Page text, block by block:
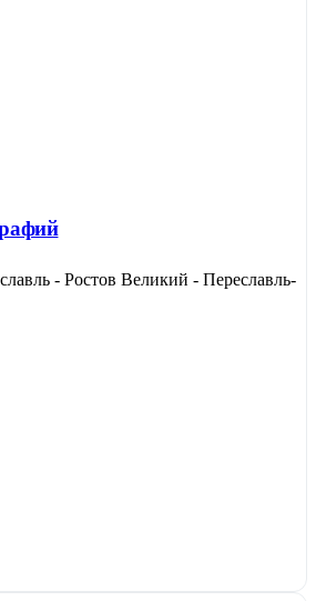
- Ростов Великий - Переславль-